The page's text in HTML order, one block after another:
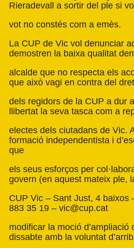
Rieradevall a sortir del ple si
vot no constés com a emès.
La CUP de Vic vol denunciar
demostren la baixa qualitat
alcalde que no respecta els
que això vagi en contra del
dels regidors de la CUP a dur
llibertat la seva tasca com a
electes dels ciutadans de Vic.
formació independentista i
que
els seus esforços per
govern (en aquest mateix ple,
CUP Vic – Sant Just, 4 baixos
883 35 19 – vic@cup.cat
modificar la moció d’ampliació
dissabte amb la voluntat